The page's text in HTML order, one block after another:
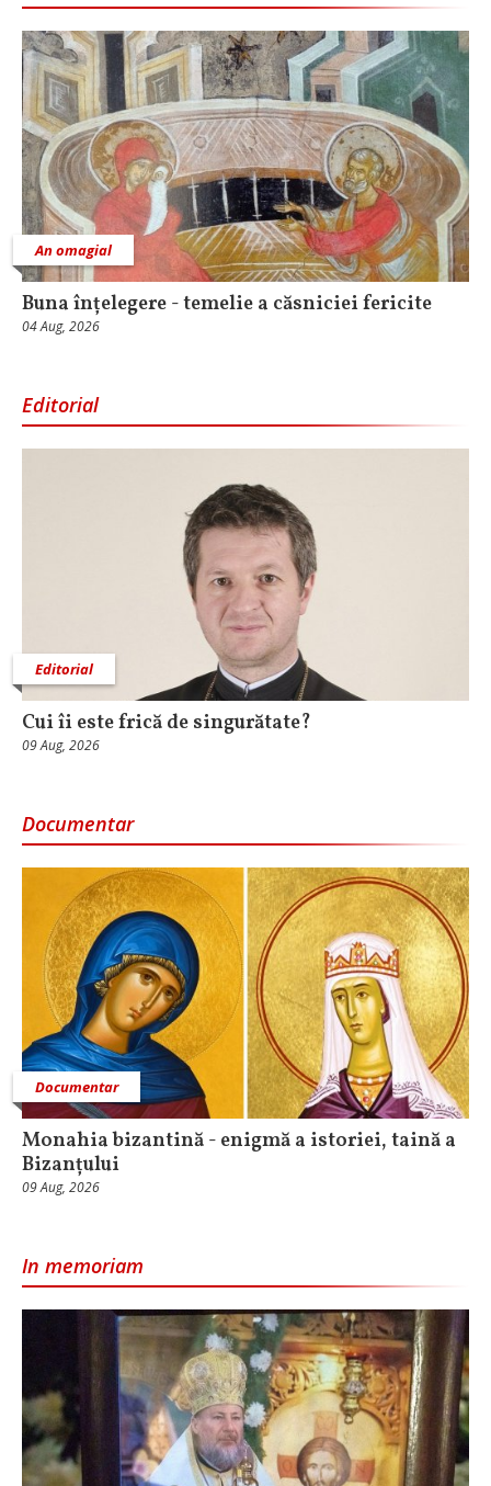
An omagial
Buna înțelegere - temelie a căsniciei fericite
04 Aug, 2026
Editorial
Editorial
Cui îi este frică de singurătate?
09 Aug, 2026
Documentar
Documentar
Monahia bizantină - enigmă a istoriei, taină a
Bizanțului
09 Aug, 2026
In memoriam